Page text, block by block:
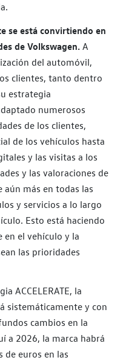
se está convirtiendo en
de Volkswagen. A
del automóvil,
clientes, tanto dentro
estrategia
numerosos
de los clientes,
de los vehículos hasta
y las visitas a los
y las valoraciones de
más en todas las
y servicios a lo largo
Esto está haciendo
el vehículo y la
las prioridades
ACCELERATE, la
sistemáticamente y con
cambios en la
a 2026, la marca habrá
euros en las